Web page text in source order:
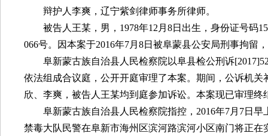
辩护人李爽，辽宁紫剑律师事务所律师。
被告人王某，男， 1978年12 月 8日出生，身份证号码
066号。因本案于2016年7月 8日被阜蒙县公安局刑事拘留
阜新蒙古族自治县人民检察院以阜县检公刑诉
依法组成合议庭，公开开庭审理了本案。期间，公诉机
欣、李爽，被告人王某均到庭参加诉讼。本案现已审理终
阜新蒙古族自治县人民检察院指控， 2016年7月 7日早
禁毒大队民警在阜新市海州区滨河路滨河小区南门将正